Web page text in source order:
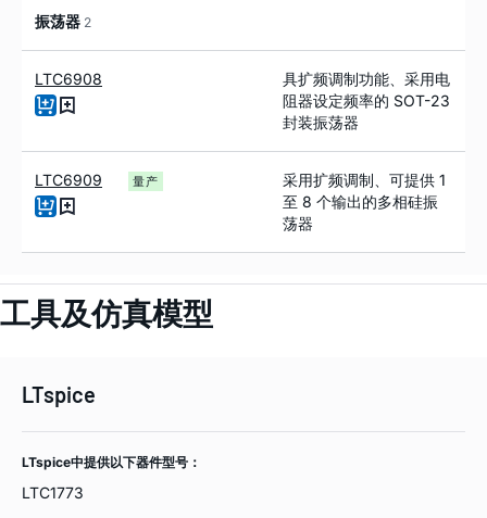
振荡器 2
LTC6908
具扩频调制功能、采用电
阻器设定频率的 SOT-23
封装振荡器
LTC6909 量产
采用扩频调制、可提供 1
至 8 个输出的多相硅振
荡器
工具及仿真模型
LTspice
LTspice中提供以下器件型号：
LTC1773